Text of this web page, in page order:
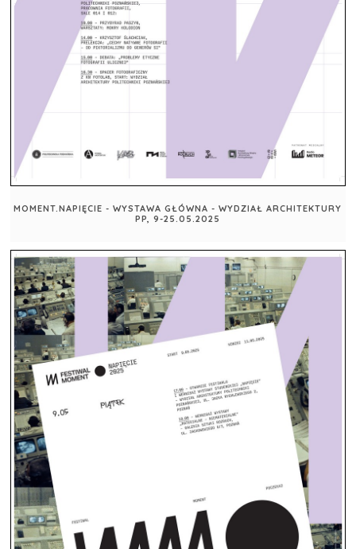
MOMENT.NAPIĘCIE - WYSTAWA GŁÓWNA - WYDZIAŁ ARCHITEKTURY
PP, 9-25.05.2025